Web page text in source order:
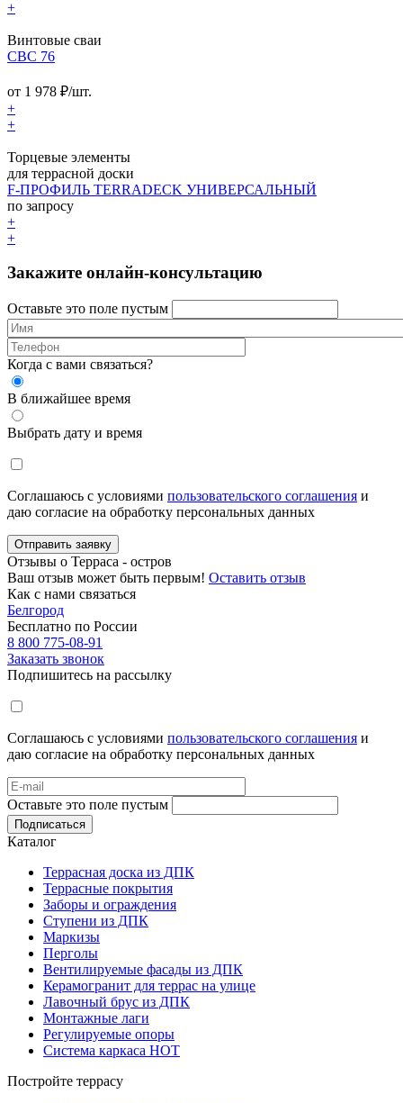
+
Винтовые сваи
СВС 76
от 1 978 ₽/шт.
+
+
Торцевые элементы
для террасной доски
F-ПРОФИЛЬ TERRADECK УНИВЕРСАЛЬНЫЙ
по запросу
+
+
Закажите онлайн-консультацию
Оставьте это поле пустым
Когда с вами связаться?
В ближайшее время
Выбрать дату и время
Соглашаюсь с условиями пользовательского соглашения и
даю согласие на обработку персональных данных
Отправить заявку
Отзывы о Терраса - остров
Ваш отзыв может быть первым! Оставить отзыв
Как с нами связаться
Белгород
Бесплатно по России
8 800 775-08-91
Заказать звонок
Подпишитесь на рассылку
Соглашаюсь с условиями пользовательского соглашения и
даю согласие на обработку персональных данных
Оставьте это поле пустым
Подписаться
Каталог
Террасная доска из ДПК
Террасные покрытия
Заборы и ограждения
Ступени из ДПК
Маркизы
Перголы
Вентилируемые фасады из ДПК
Керамогранит для террас на улице
Лавочный брус из ДПК
Монтажные лаги
Регулируемые опоры
Система каркаса НОТ
Постройте террасу